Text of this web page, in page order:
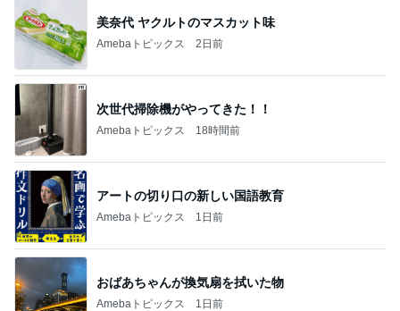
美奈代 ヤクルトのマスカット味
Amebaトピックス 2日前
次世代掃除機がやってきた！！
Amebaトピックス 18時間前
アートの切り口の新しい国語教育
Amebaトピックス 1日前
おばあちゃんが換気扇を拭いた物
Amebaトピックス 1日前